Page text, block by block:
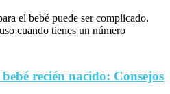
el bebé puede ser complicado.
cuando tienes un número
recién nacido: Consejos